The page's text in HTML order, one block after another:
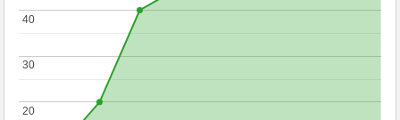
20
20
30
30
40
40